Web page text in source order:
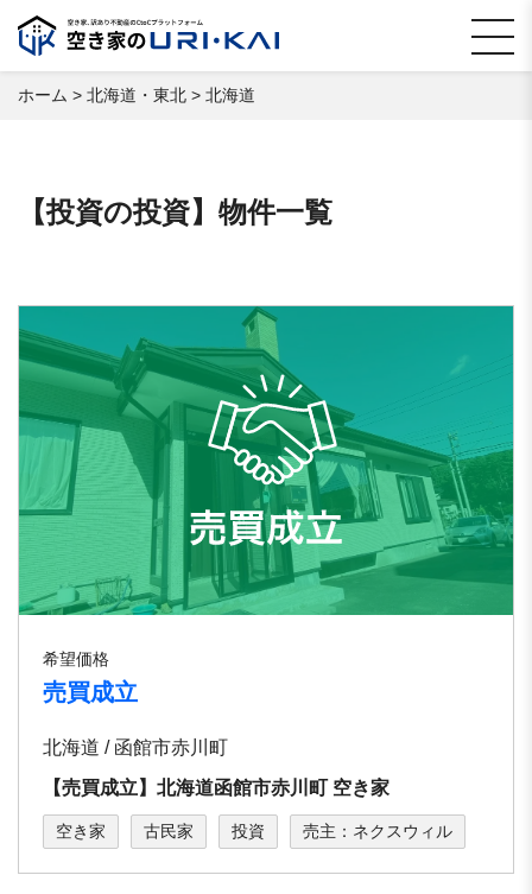
ホーム > 北海道・東北 > 北海道
【投資の投資】物件一覧
希望価格
売買成立
北海道 / 函館市赤川町
【売買成立】北海道函館市⾚川町 空き家
空き家 古民家 投資 売主：ネクスウィル